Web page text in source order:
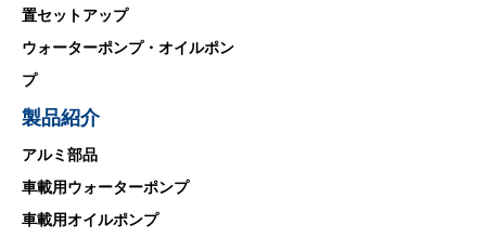
置セットアップ
ウォーターポンプ・オイルポン
プ
製品紹介
アルミ部品
車載用ウォーターポンプ
車載用オイルポンプ